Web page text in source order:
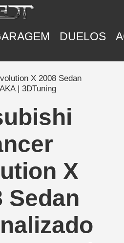
DUELOS
X 2008 Sedan
| 3DTuning
X
Sedan